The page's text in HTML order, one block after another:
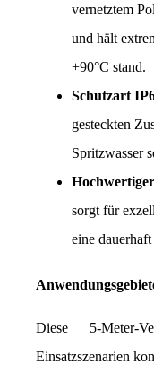
vernetztem
und hält
+90°C stand.
Schutzart
gesteckten
Spritzwasser
sorgt für
eine
Diese 5-Meter-
Einsatzszenarien